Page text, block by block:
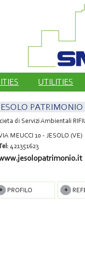
UTILITIES
PATRIMONIO
di Servizi Ambientali
MEUCCI 10 - JESOLO (VE)
421351623
PROFILO